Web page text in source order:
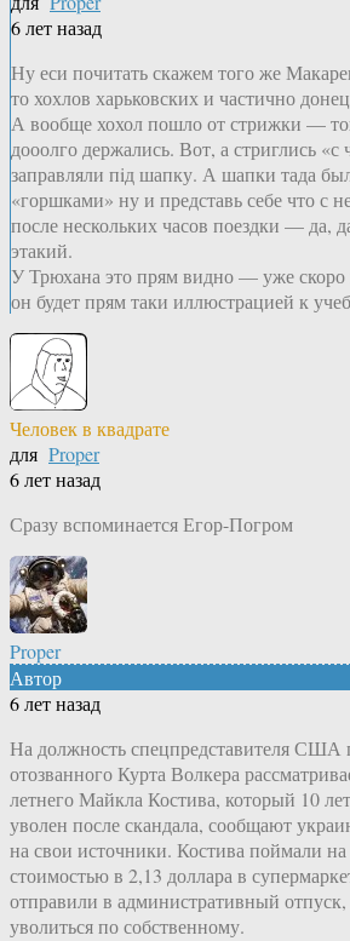
6 лет назад
Ну еси почитать скажем того же
то хохлов харьковских и частично
А вообще хохол пошло от стрижки —
дооолго держались. Вот, а стриглись
заправляли пiд шапку. А шапки тада
«горшками» ну и представь себе что с
после нескольких часов поездки — да,
этакий.
У Трюхана это прям видно — уже скоро
он будет прям таки иллюстрацией к
Человек в квадрате
для Proper
6 лет назад
Сразу вспоминается Егор-Погром
Proper
Автор
6 лет назад
На должность спецпредставителя США
отозванного Курта Волкера
летнего Майкла Костива, который 10
уволен после скандала, сообщают
на свои источники. Костива поймали
стоимостью в 2,13 доллара в
отправили в административный
уволиться по собственному.